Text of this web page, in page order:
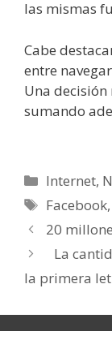
las mismas
Cabe
entre
Una
sumando
Internet,
Etiquetas
Facebook,
20
La
la primera